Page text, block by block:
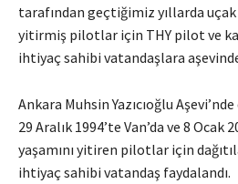
tarafından geçtiğimiz yıllarda uçak
yitirmiş pilotlar için THY pilot ve
ihtiyaç sahibi vatandaşlara aşevinde
Ankara Muhsin Yazıcıoğlu
29 Aralık 1994’te Van’da ve 8 Ocak
yaşamını yitiren pilotlar için
ihtiyaç sahibi vatandaş faydalandı.